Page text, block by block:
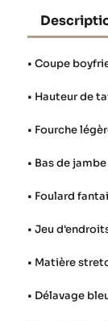
• Coupe
• Hauteur de
• Fourche
• Bas de
• Foulard
• Jeu
• Matière
• Délavage